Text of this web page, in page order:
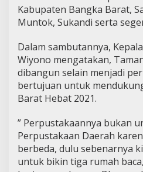
Kabupaten Bangka Barat,
Muntok, Sukandi serta
Dalam sambutannya,
Wiyono mengatakan,
dibangun selain menjadi
bertujuan untuk
Barat Hebat 2021.
” Perpustakaannya bukan
Perpustakaan Daerah
berbeda, dulu sebenarnya
untuk bikin tiga rumah